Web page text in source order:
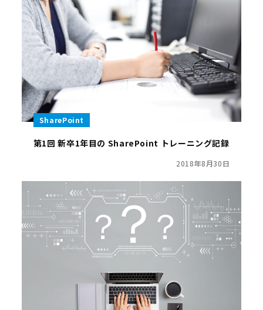
SharePoint
第1回 新卒1年目の SharePoint トレーニング記録
2018年8月30日